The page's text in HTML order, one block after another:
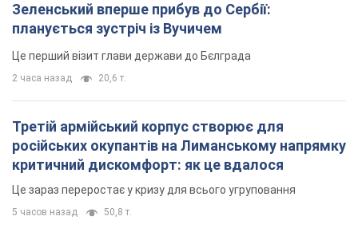
Зеленський вперше прибув до Сербії:
планується зустріч із Вучичем
Це перший візит глави держави до Бєлграда
2 часа назад 20,6 т.
Третій армійський корпус створює для
російських окупантів на Лиманському напрямку
критичний дискомфорт: як це вдалося
Це зараз переростає у кризу для всього угруповання
5 часов назад 50,8 т.